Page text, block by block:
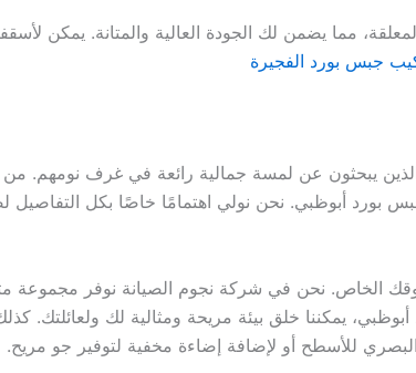
مما يضمن لك الجودة العالية والمتانة. يمكن
جبس بورد الفجيرة
يبحثون عن لمسة جمالية رائعة في غرف نومهم.
بورد أبوظبي. نحن نولي اهتمامًا خاصًا بكل التفاصيل
الخاص. نحن في شركة نجوم الصيانة نوفر مجموعة
يمكننا خلق بيئة مريحة ومثالية لك ولعائلتك.
للأسطح أو لإضافة إضاءة مخفية لتوفير جو مريح.